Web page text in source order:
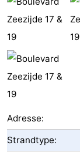
kindern
Übernachten
Appartements
Campingplätze
Ferienhäuser
Hotels
Lastminutes
Adresse:
Strandtype: